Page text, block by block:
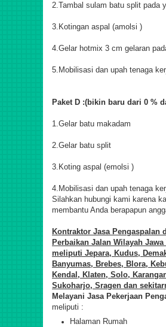
2.Tambal sulam batu split pada
3.Kotingan aspal (amolsi )
4.Gelar hotmix 3 cm gelaran
5.Mobilisasi dan upah tenaga
Paket D :(bikin baru dari 0 %
1.Gelar batu makadam
2.Gelar batu split
3.Koting aspal (emolsi )
4.Mobilisasi dan upah tenaga
Silahkan hubungi kami karena
membantu Anda berapapun
Kontraktor Jasa Pengaspalan
Perbaikan Jalan Wilayah Jawa
meliputi Jepara, Kudus,
Banyumas, Brebes, Blora,
Kendal, Klaten, Solo,
Sukoharjo, Sragen dan sekitar
Melayani Jasa Pekerjaan
meliputi :
Halaman Rumah